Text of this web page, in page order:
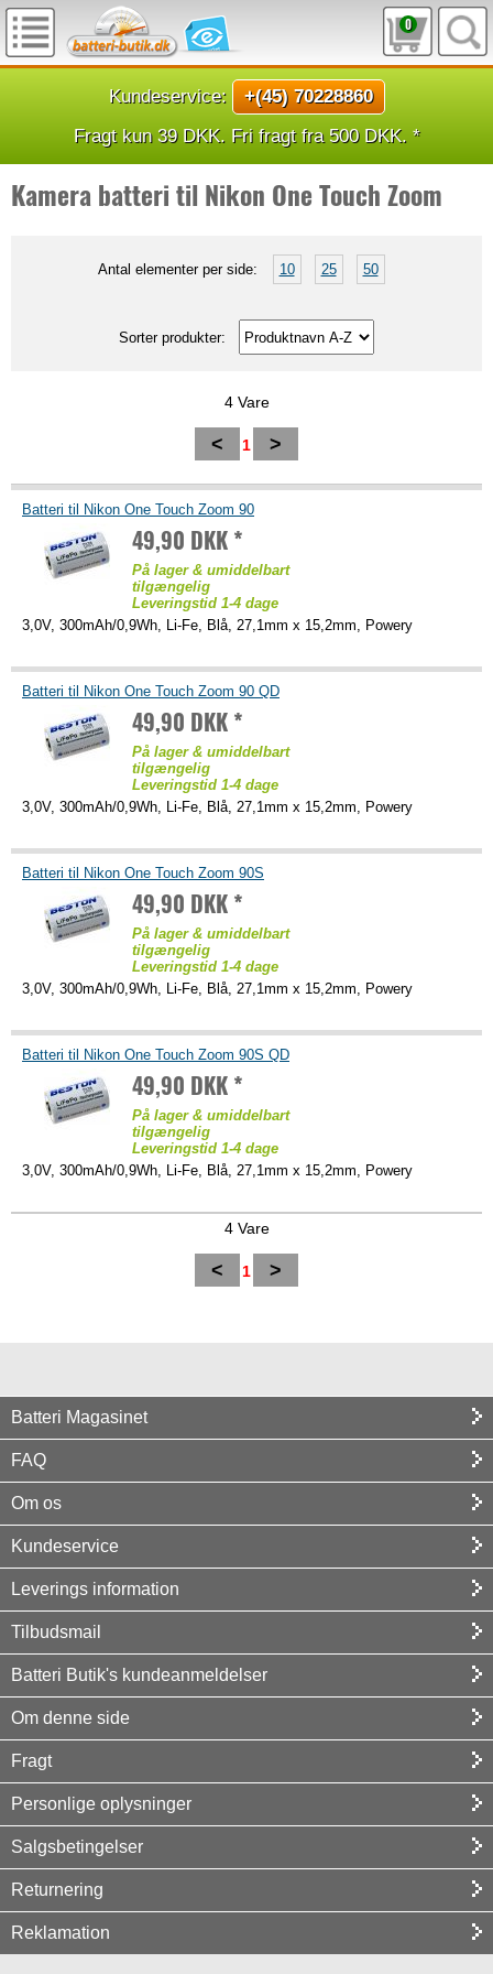
0
Kundeservice:
+(45) 70228860
Fragt kun 39 DKK. Fri fragt fra 500 DKK. *
Kamera batteri til Nikon One Touch Zoom
Antal elementer per side: 10 25 50
Sorter produkter:
4 Vare
< 1 >
Batteri til Nikon One Touch Zoom 90
49,90 DKK *
På lager & umiddelbart
tilgængelig
Leveringstid 1-4 dage
3,0V, 300mAh/0,9Wh, Li-Fe, Blå, 27,1mm x 15,2mm, Powery
Batteri til Nikon One Touch Zoom 90 QD
49,90 DKK *
På lager & umiddelbart
tilgængelig
Leveringstid 1-4 dage
3,0V, 300mAh/0,9Wh, Li-Fe, Blå, 27,1mm x 15,2mm, Powery
Batteri til Nikon One Touch Zoom 90S
49,90 DKK *
På lager & umiddelbart
tilgængelig
Leveringstid 1-4 dage
3,0V, 300mAh/0,9Wh, Li-Fe, Blå, 27,1mm x 15,2mm, Powery
Batteri til Nikon One Touch Zoom 90S QD
49,90 DKK *
På lager & umiddelbart
tilgængelig
Leveringstid 1-4 dage
3,0V, 300mAh/0,9Wh, Li-Fe, Blå, 27,1mm x 15,2mm, Powery
4 Vare
< 1 >
Batteri Magasinet
FAQ
Om os
Kundeservice
Leverings information
Tilbudsmail
Batteri Butik's kundeanmeldelser
Om denne side
Fragt
Personlige oplysninger
Salgsbetingelser
Returnering
Reklamation